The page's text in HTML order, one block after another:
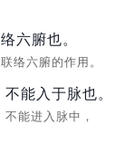
络六腑也。
联络六腑的作用。
不能入于脉也。
不能进入脉中，